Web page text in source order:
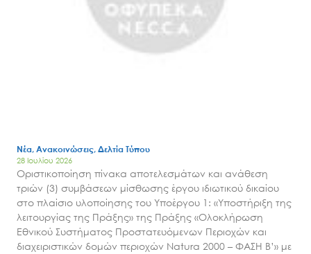
Νέα, Ανακοινώσεις, Δελτία Τύπου
28 Ιουλίου 2026
Οριστικοποίηση πίνακα αποτελεσμάτων και ανάθεση
τριών (3) συμβάσεων μίσθωσης έργου ιδιωτικού δικαίου
στο πλαίσιο υλοποίησης του Υποέργου 1: «Υποστήριξη της
λειτουργίας της Πράξης» της Πράξης «Ολοκλήρωση
Εθνικού Συστήματος Προστατευόμενων Περιοχών και
διαχειριστικών δομών περιοχών Natura 2000 – ΦΑΣΗ Β’» με